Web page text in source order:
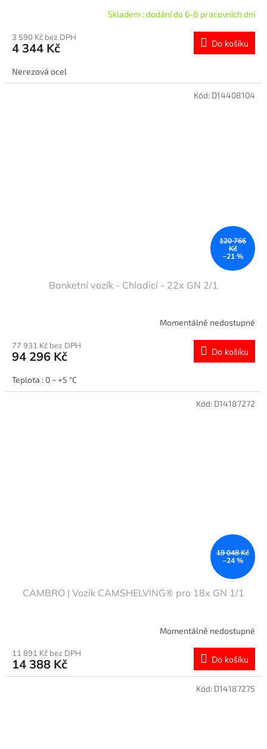
Skladem : dodání do 6-8 pracovních dní
3 590 Kč bez DPH
4 344 Kč Do košíku
Nerezová ocel
120 766
Kč
–21 %
Banketní vozík - Chladicí - 22x GN 2/1
Momentálně nedostupné
77 931 Kč bez DPH
94 296 Kč Do košíku
Teplota : 0 ~ +5 °C
Kód: D14408104
19 048 Kč
–24 %
CAMBRO | Vozík CAMSHELVING® pro 18x GN 1/1
Momentálně nedostupné
11 891 Kč bez DPH
14 388 Kč Do košíku
Kód: D14187272
Kód: D14187275